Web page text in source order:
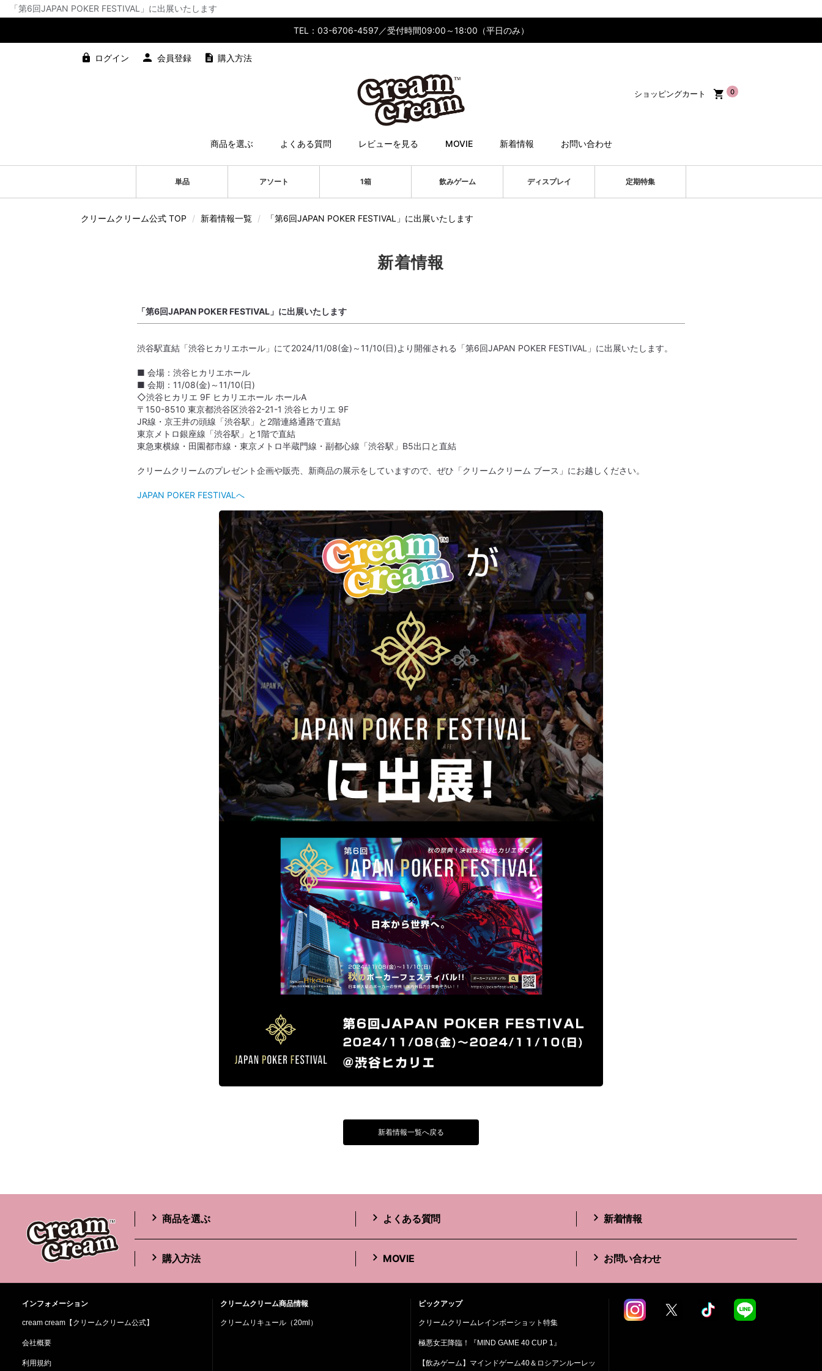
「第6回JAPAN POKER FESTIVAL」に出展いたします
TEL：03-6706-4597／受付時間09:00～18:00（平日のみ）
ログイン 会員登録 購入方法
ショッピングカート 0
商品を選ぶ よくある質問 レビューを見る MOVIE 新着情報 お問い合わせ
単品 アソート 1箱 飲みゲーム ディスプレイ 定期特集
クリームクリーム公式 TOP / 新着情報一覧 / 「第6回JAPAN POKER FESTIVAL」に出展いたします
新着情報
「第6回JAPAN POKER FESTIVAL」に出展いたします
渋谷駅直結「渋谷ヒカリエホール」にて2024/11/08(金)～11/10(日)より開催される「第6回JAPAN POKER FESTIVAL」に出展いたします。
■ 会場：渋谷ヒカリエホール
■ 会期：11/08(金)～11/10(日)
◇渋谷ヒカリエ 9F ヒカリエホール ホールA
〒150-8510 東京都渋谷区渋谷2-21-1 渋谷ヒカリエ 9F
JR線・京王井の頭線「渋谷駅」と2階連絡通路で直結
東京メトロ銀座線「渋谷駅」と1階で直結
東急東横線・田園都市線・東京メトロ半蔵門線・副都心線「渋谷駅」B5出口と直結
クリームクリームのプレゼント企画や販売、新商品の展示をしていますので、ぜひ「クリームクリーム ブース」にお越しください。
JAPAN POKER FESTIVALへ
新着情報一覧へ戻る
商品を選ぶ よくある質問 新着情報
購入方法 MOVIE お問い合わせ
インフォメーション
cream cream【クリームクリーム公式】
会社概要
利用規約
クリームクリーム商品情報
クリームリキュール（20ml）
ピックアップ
クリームクリームレインボーショット特集
極悪女王降臨！『MIND GAME 40 CUP 1』
【飲みゲーム】マインドゲーム40＆ロシアンルーレッ